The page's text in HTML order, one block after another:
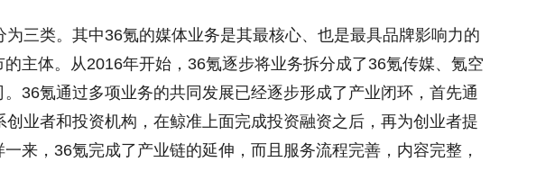
为三类。其中36氪的媒体业务是其最核心、也是最具品牌影响力的
主体。从2016年开始，36氪逐步将业务拆分成了36氪传媒、氪空
36氪通过多项业务的共同发展已经逐步形成了产业闭环，首先通
创业者和投资机构，在鲸准上面完成投资融资之后，再为创业者提
来，36氪完成了产业链的延伸，而且服务流程完善，内容完整，